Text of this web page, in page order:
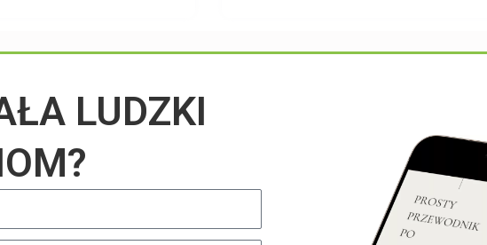
UNCATEGORIZED
LUDZKI